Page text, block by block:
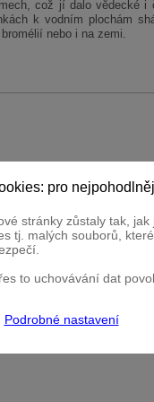
což jí dalo vědecké i
k vodním plochám
nebo i na zemi.
pro
stránky zůstaly tak,
tj. malých souborů,
to uchovávání dat
Podrobné nastavení